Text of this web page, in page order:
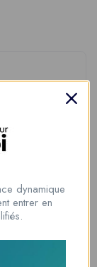
dynamique
entrer en